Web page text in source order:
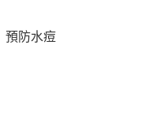
預防水痘